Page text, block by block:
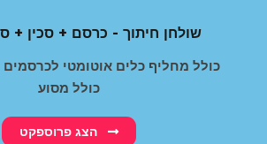
שולחן חיתוך - כרסם + סכין +
כולל מחליף כלים אוטומטי לכרסמים
כולל מסוע
הצג פרוספקט